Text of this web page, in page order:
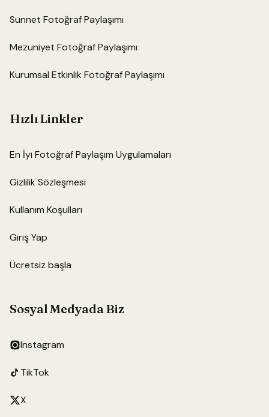
Sünnet Fotoğraf Paylaşımı
Mezuniyet Fotoğraf Paylaşımı
Kurumsal Etkinlik Fotoğraf Paylaşımı
Hızlı Linkler
En İyi Fotoğraf Paylaşım Uygulamaları
Gizlilik Sözleşmesi
Kullanım Koşulları
Giriş Yap
Ücretsiz başla
Sosyal Medyada Biz
Instagram
TikTok
X